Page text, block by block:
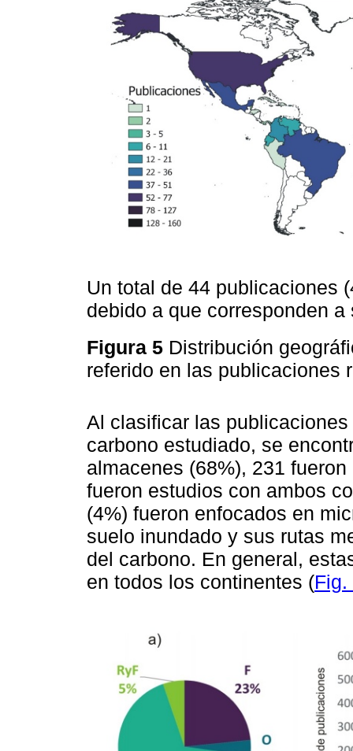
Un total de 44 publicaciones
debido a que corresponden
Figura 5 Distribución
referido en las publicaciones
Al clasificar las
carbono estudiado, se
almacenes (68%), 231
fueron estudios con ambos
(4%) fueron enfocados en
suelo inundado y sus rutas
del carbono. En general,
en todos los continentes (Fig.